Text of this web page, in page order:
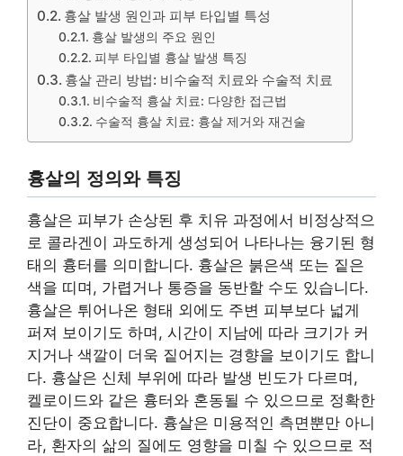
흉살 발생 원인과 피부 타입별 특성
흉살 발생의 주요 원인
피부 타입별 흉살 발생 특징
흉살 관리 방법: 비수술적 치료와 수술적 치료
비수술적 흉살 치료: 다양한 접근법
수술적 흉살 치료: 흉살 제거와 재건술
흉살의 정의와 특징
흉살은 피부가 손상된 후 치유 과정에서 비정상적으
로 콜라겐이 과도하게 생성되어 나타나는 융기된 형
태의 흉터를 의미합니다. 흉살은 붉은색 또는 짙은
색을 띠며, 가렵거나 통증을 동반할 수도 있습니다.
흉살은 튀어나온 형태 외에도 주변 피부보다 넓게
퍼져 보이기도 하며, 시간이 지남에 따라 크기가 커
지거나 색깔이 더욱 짙어지는 경향을 보이기도 합니
다. 흉살은 신체 부위에 따라 발생 빈도가 다르며,
켈로이드와 같은 흉터와 혼동될 수 있으므로 정확한
진단이 중요합니다. 흉살은 미용적인 측면뿐만 아니
라, 환자의 삶의 질에도 영향을 미칠 수 있으므로 적